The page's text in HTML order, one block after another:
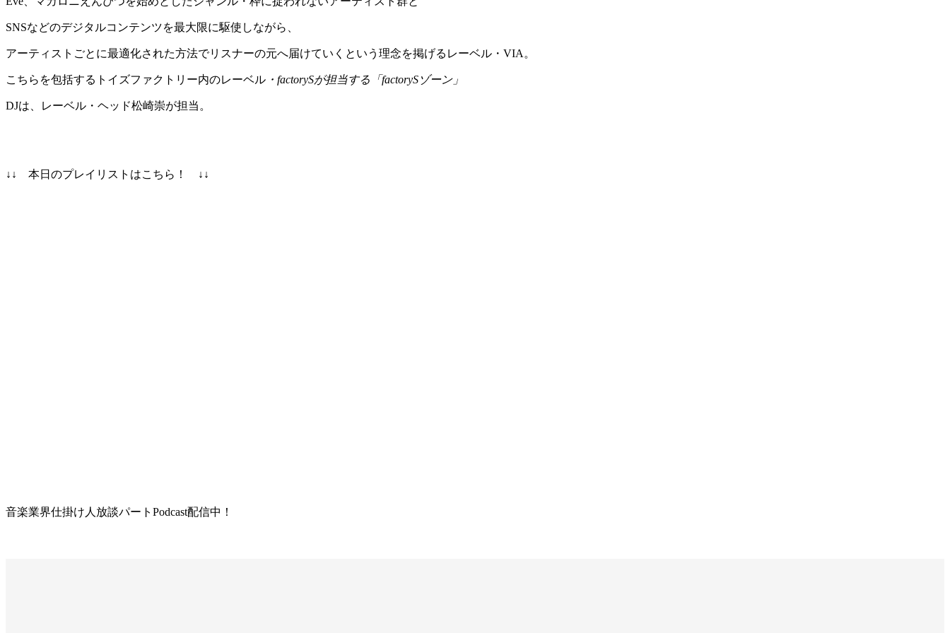
SNSなどのデジタルコンテンツを最大限に駆使しながら、
アーティストごとに最適化された方法でリスナーの元へ届けていくという理念を掲げるレーベル・VIA。
こちらを包括するトイズファクトリー内のレーベル ・factorySが担当する「factorySゾーン」
DJは、レーベル・ヘッド松崎崇が担当。
↓↓ 本日のプレイリストはこちら！ ↓↓
音楽業界仕掛け人放談パートPodcast配信中！